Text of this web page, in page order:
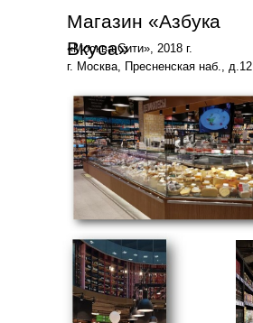
«Москва Сити», 2018 г.
г. Москва, Пресненская наб., д.12
Магазин «Азбука
Вкуса»